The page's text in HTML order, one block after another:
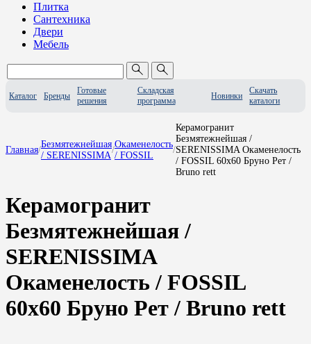
Плитка
Сантехника
Двери
Мебель
Каталог Бренды
Готовые
решения
Складская
программа
Новинки
Скачать
каталоги
Главная/
Безмятежнейшая
/ SERENISSIMA
/
Окаменелость
/ FOSSIL
/
Керамогранит
Безмятежнейшая /
SERENISSIMA Окаменелость
/ FOSSIL 60x60 Бруно Рет /
Bruno rett
Керамогранит
Безмятежнейшая /
SERENISSIMA
Окаменелость / FOSSIL
60x60 Бруно Рет / Bruno rett